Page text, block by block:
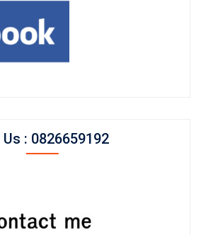
Us : 0826659192